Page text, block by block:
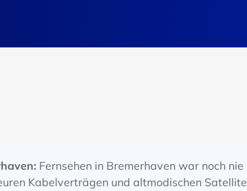
Fernsehen in Bremerhaven war noch nie
Kabelverträgen und altmodischen